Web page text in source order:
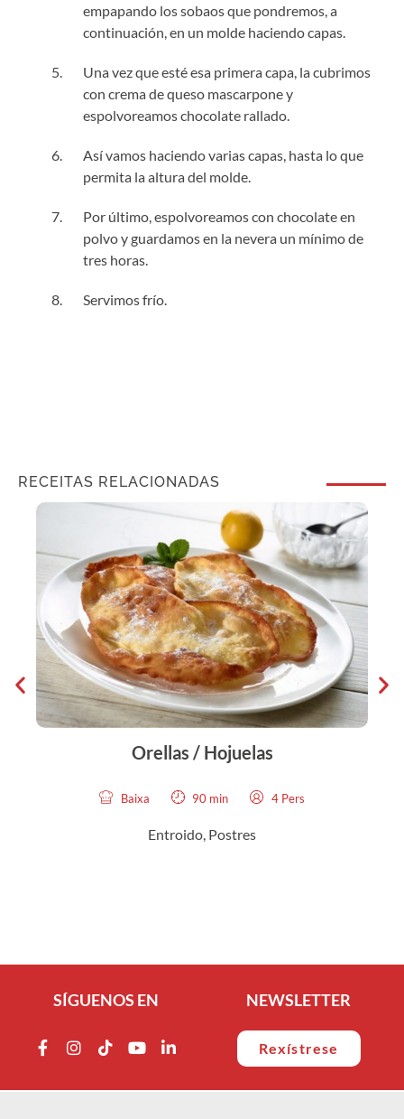
empapando los sobaos que pondremos, a
continuación, en un molde haciendo capas.
Una vez que esté esa primera capa, la cubrimos
con crema de queso mascarpone y
espolvoreamos chocolate rallado.
Así vamos haciendo varias capas, hasta lo que
permita la altura del molde.
Por último, espolvoreamos con chocolate en
polvo y guardamos en la nevera un mínimo de
tres horas.
Servimos frío.
RECEITAS RELACIONADAS
Orellas / Hojuelas
Baixa 90 min 4 Pers
Entroido, Postres
SÍGUENOS EN NEWSLETTER
Rexístrese